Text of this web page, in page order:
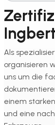
Als
organisieren
uns um die
einem
und eine